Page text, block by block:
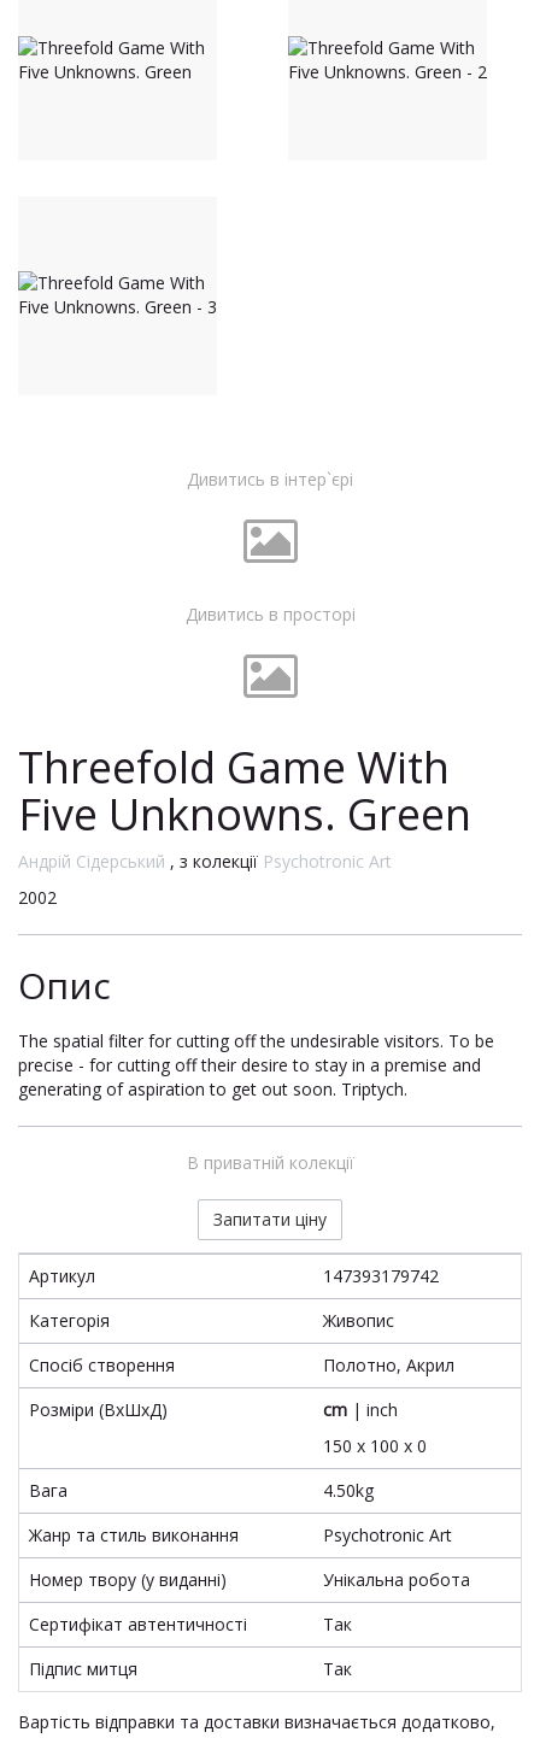
Дивитись в інтер`єрі
Дивитись в просторі
Threefold Game With
Five Unknowns. Green
Андрій Сідерський , з колекції Psychotronic Art
2002
Опис
The spatial filter for cutting off the undesirable visitors. To be
precise - for cutting off their desire to stay in a premise and
generating of aspiration to get out soon. Triptych.
В приватній колекції
Запитати ціну
Артикул
147393179742
Категорія
Живопис
Спосіб створення
Полотно, Акрил
Розміри (ВхШхД)
cm | inch
150 x 100 x 0
Вага
4.50kg
Жанр та стиль виконання
Psychotronic Art
Номер твору (у виданні)
Унікальна робота
Сертифікат автентичності
Так
Підпис митця
Так
Вартість відправки та доставки визначається додатково,